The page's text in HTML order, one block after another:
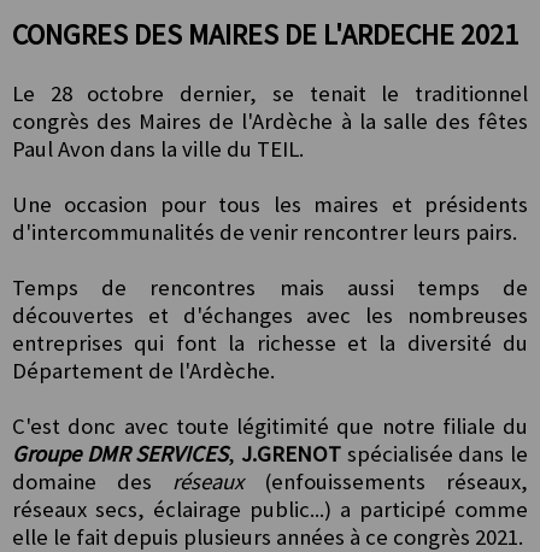
CONGRES DES MAIRES DE L'ARDECHE 2021
Le 28 octobre dernier, se tenait le traditionnel
congrès des Maires de l'Ardèche à la salle des fêtes
Paul Avon dans la ville du TEIL.
Une occasion pour tous les maires et présidents
d'intercommunalités de venir rencontrer leurs pairs.
Temps de rencontres mais aussi temps de
découvertes et d'échanges avec les nombreuses
entreprises qui font la richesse et la diversité du
Département de l'Ardèche.
C'est donc avec toute légitimité que notre filiale du
Groupe DMR SERVICES, J.GRENOT spécialisée dans le
domaine des réseaux(enfouissements réseaux,
réseaux secs, éclairage public...) a participé comme
elle le fait depuis plusieurs années à ce congrès 2021.